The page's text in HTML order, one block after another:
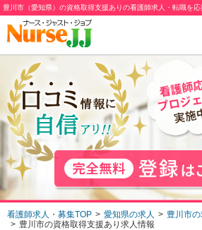
豊川市（愛知県）の資格取得支援ありの看護師求人・転職を応
看護師求人・募集TOP 愛知県の求人
豊川市の
豊川市の資格取得支援あり求人情報